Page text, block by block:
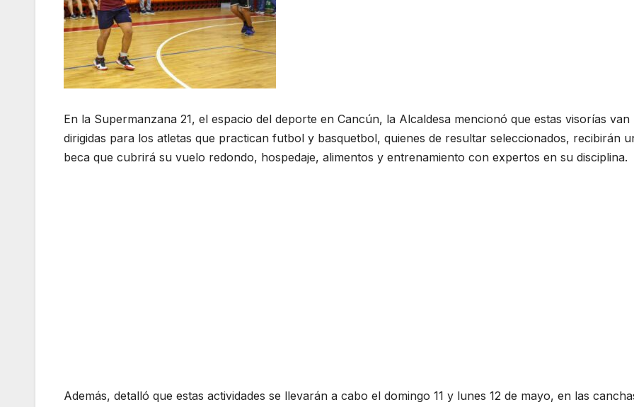
En la Supermanzana 21, el espacio del deporte en Cancún, la Alcaldesa mencionó que estas visorías van
dirigidas para los atletas que practican futbol y basquetbol, quienes de resultar seleccionados, recibirán
beca que cubrirá su vuelo redondo, hospedaje, alimentos y entrenamiento con expertos en su disciplina.
Además, detalló que estas actividades se llevarán a cabo el domingo 11 y lunes 12 de mayo, en las